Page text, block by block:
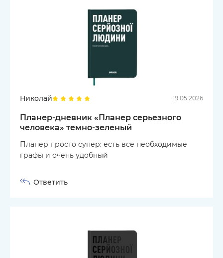
Николай 19.05.2026
Планер-дневник «Планер серьезного
человека» темно-зеленый
Планер просто супер: есть все необходимые
графы и очень удобный
Ответить